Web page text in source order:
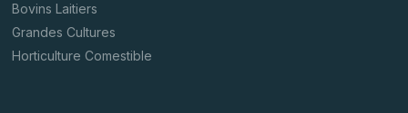
Bovins Laitiers
Grandes Cultures
Horticulture Comestible